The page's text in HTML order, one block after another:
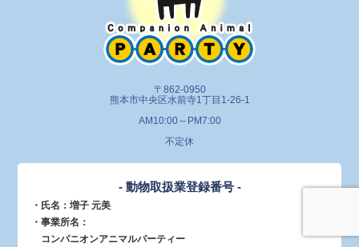
〒862-0950
熊本市中央区水前寺1丁目1-26-1
AM10:00～PM7:00
不定休
- 動物取扱業登録番号 -
・氏名：増子 元美
・事業所名：
コンパニオンアニマルパーティー